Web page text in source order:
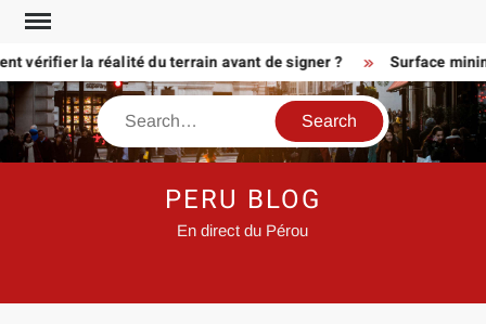
Skip
contentla réalité du terrain avant de signer ? Surface
Search
PERU BLOG
En direct du Pérou